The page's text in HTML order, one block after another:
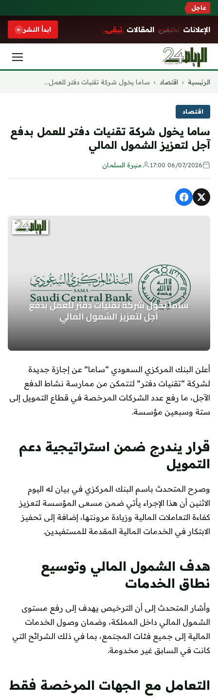
عاجل
الإعلانات تختفي. المقالات تبقى. ابدأ النشر
التجاوز
الرئيسية › اقتصاد › ساما يخول شركة تقنيات دفتر للعمل...
اقتصاد
ساما يخول شركة تقنيات دفتر للعمل بدفع
آجل لتعزيز الشمول المالي
06/07/2026 17:00 منيرة السلمان
أعلن البنك المركزي السعودي “ساما” عن إجازة جديدة
لشركة “تقنيات دفتر” لتتمكن من ممارسة نشاط الدفع
الآجل، ما رفع عدد الشركات المرخصة في قطاع التمويل إلى
ستة وسبعين مؤسسة.
قرار يندرج ضمن استراتيجية دعم
التمويل
وصرح المتحدث باسم البنك المركزي في بيان له اليوم
الاثنين أن هذا الإجراء يأتي ضمن مسعى المؤسسة لتعزيز
كفاءة التعاملات المالية وزيادة مرونتها، إضافة إلى تحفيز
الابتكار في الخدمات المالية المقدمة للمستفيدين.
هدف الشمول المالي وتوسيع
نطاق الخدمات
وأشار المتحدث إلى أن الترخيص يهدف إلى رفع مستوى
الشمول المالي داخل المملكة، وضمان وصول الخدمات
المالية إلى جميع فئات المجتمع، بما في ذلك الشرائح التي
كانت في السابق غير مخدومة.
التعامل مع الجهات المرخصة فقط